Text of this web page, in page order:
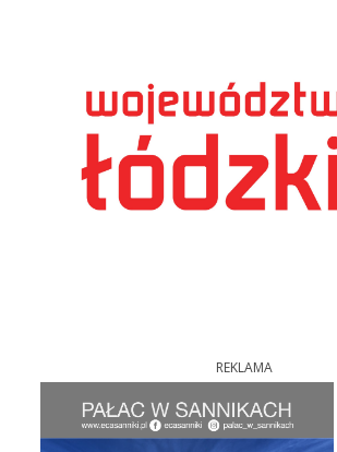
REKLAMA